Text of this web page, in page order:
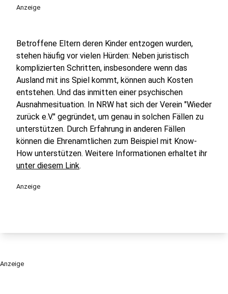
Anzeige
Betroffene Eltern deren Kinder entzogen wurden,
stehen häufig vor vielen Hürden: Neben juristisch
komplizierten Schritten, insbesondere wenn das
Ausland mit ins Spiel kommt, können auch Kosten
entstehen. Und das inmitten einer psychischen
Ausnahmesituation. In NRW hat sich der Verein "Wieder
zurück e.V." gegründet, um genau in solchen Fällen zu
unterstützen. Durch Erfahrung in anderen Fällen
können die Ehrenamtlichen zum Beispiel mit Know-
How unterstützen. Weitere Informationen erhaltet ihr
unter diesem Link.
Anzeige
Anzeige